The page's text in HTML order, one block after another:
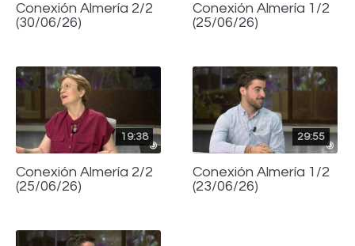
Conexión Almería 2/2
(30/06/26)
Conexión Almería 1/2
(25/06/26)
19:38
Conexión Almería 2/2
(25/06/26)
29:55
Conexión Almería 1/2
(23/06/26)